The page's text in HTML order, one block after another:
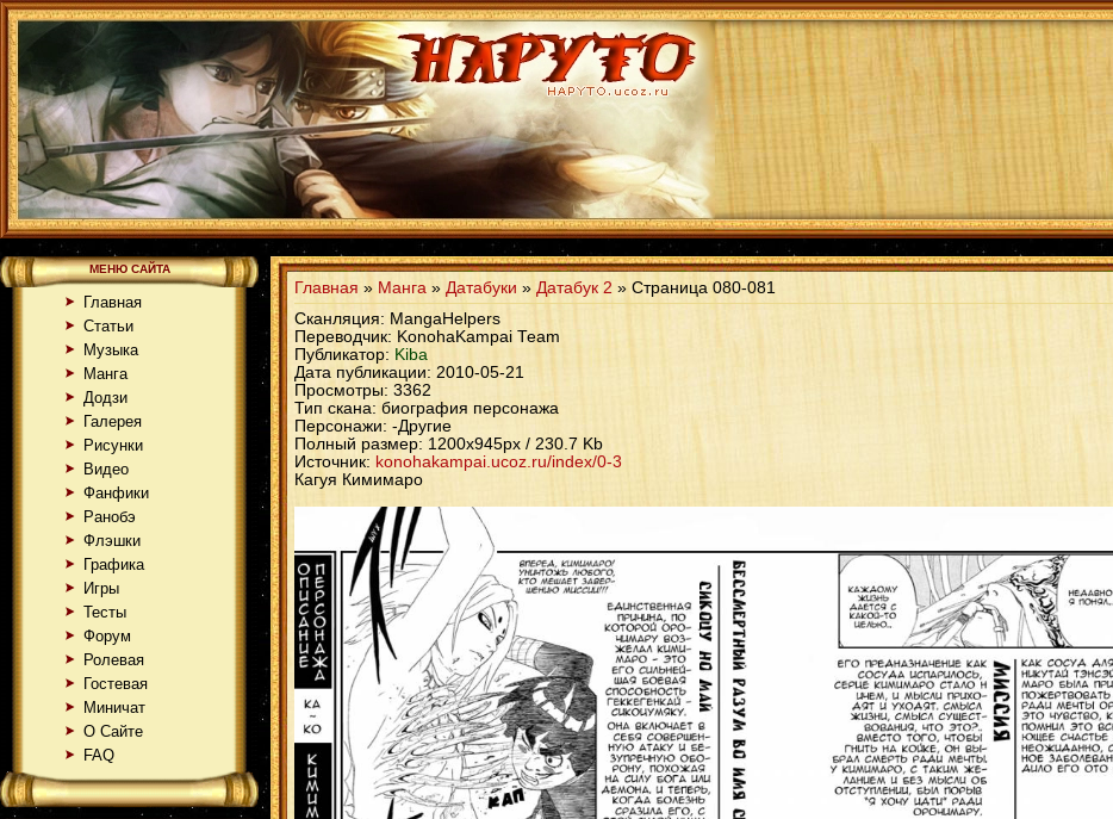
МЕНЮ САЙТА
Главная
Статьи
Музыка
Манга
Додзи
Галерея
Рисунки
Видео
Фанфики
Ранобэ
Флэшки
Графика
Игры
Тесты
Форум
Ролевая
Гостевая
Миничат
О Сайте
FAQ
Главная » Манга » Датабуки » Датабук 2 » Страница 080-081
Сканляция: MangaHelpers
Переводчик: KonohaKampai Team
Публикатор: Kiba
Дата публикации: 2010-05-21
Просмотры: 3362
Тип скана: биография персонажа
Персонажи: -Другие
Полный размер: 1200x945px / 230.7 Kb
Источник: konohakampai.ucoz.ru/index/0-3
Кагуя Кимимаро